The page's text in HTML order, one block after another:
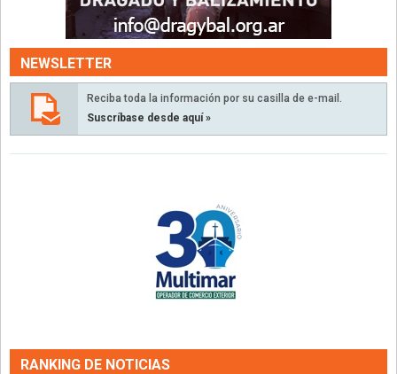
NEWSLETTER
Reciba toda la información por su casilla de e-mail.
Suscríbase desde aquí »
RANKING DE NOTICIAS